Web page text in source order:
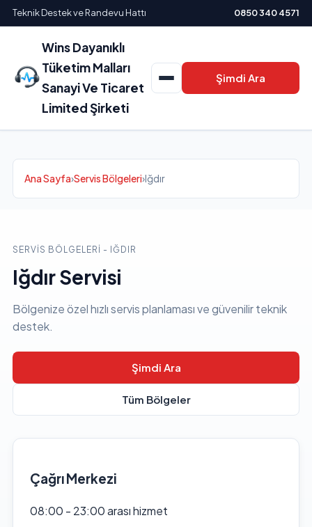
Teknik Destek ve Randevu Hattı 0850 340 4571
Wins Dayanıklı
Tüketim Malları
Sanayi Ve Ticaret
Limited Şirketi
Şimdi Ara
Ana Sayfa›Servis Bölgeleri›Iğdır
SERVIS BÖLGELERI - IĞDIR
Iğdır Servisi
Bölgenize özel hızlı servis planlaması ve güvenilir teknik
destek.
Şimdi Ara
Tüm Bölgeler
Çağrı Merkezi
08:00 - 23:00 arası hizmet